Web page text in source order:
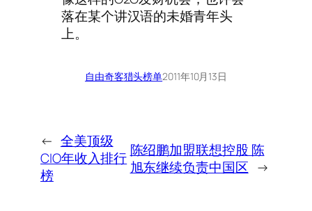
落在某个讲汉语的未婚青年头
上。
自由奇客猎头榜单2011年10月13日
← 全美顶级
CIO年收入排行
榜
陈绍鹏加盟联想控股 陈
旭东继续负责中国区 →